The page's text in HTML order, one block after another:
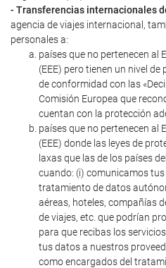
- Transferencias internacionales
agencia de viajes internacional,
personales a:
países que no pertenecen al
(EEE) pero tienen un nivel
de conformidad con las
Comisión Europea que
cuentan con la protección
países que no pertenecen al
(EEE) donde las leyes de
laxas que las de los países
cuando: (i) comunicamos
tratamiento de datos
aéreas, hoteles, compañías
de viajes, etc. que podrían
para que recibas los
tus datos a nuestros
como encargados del